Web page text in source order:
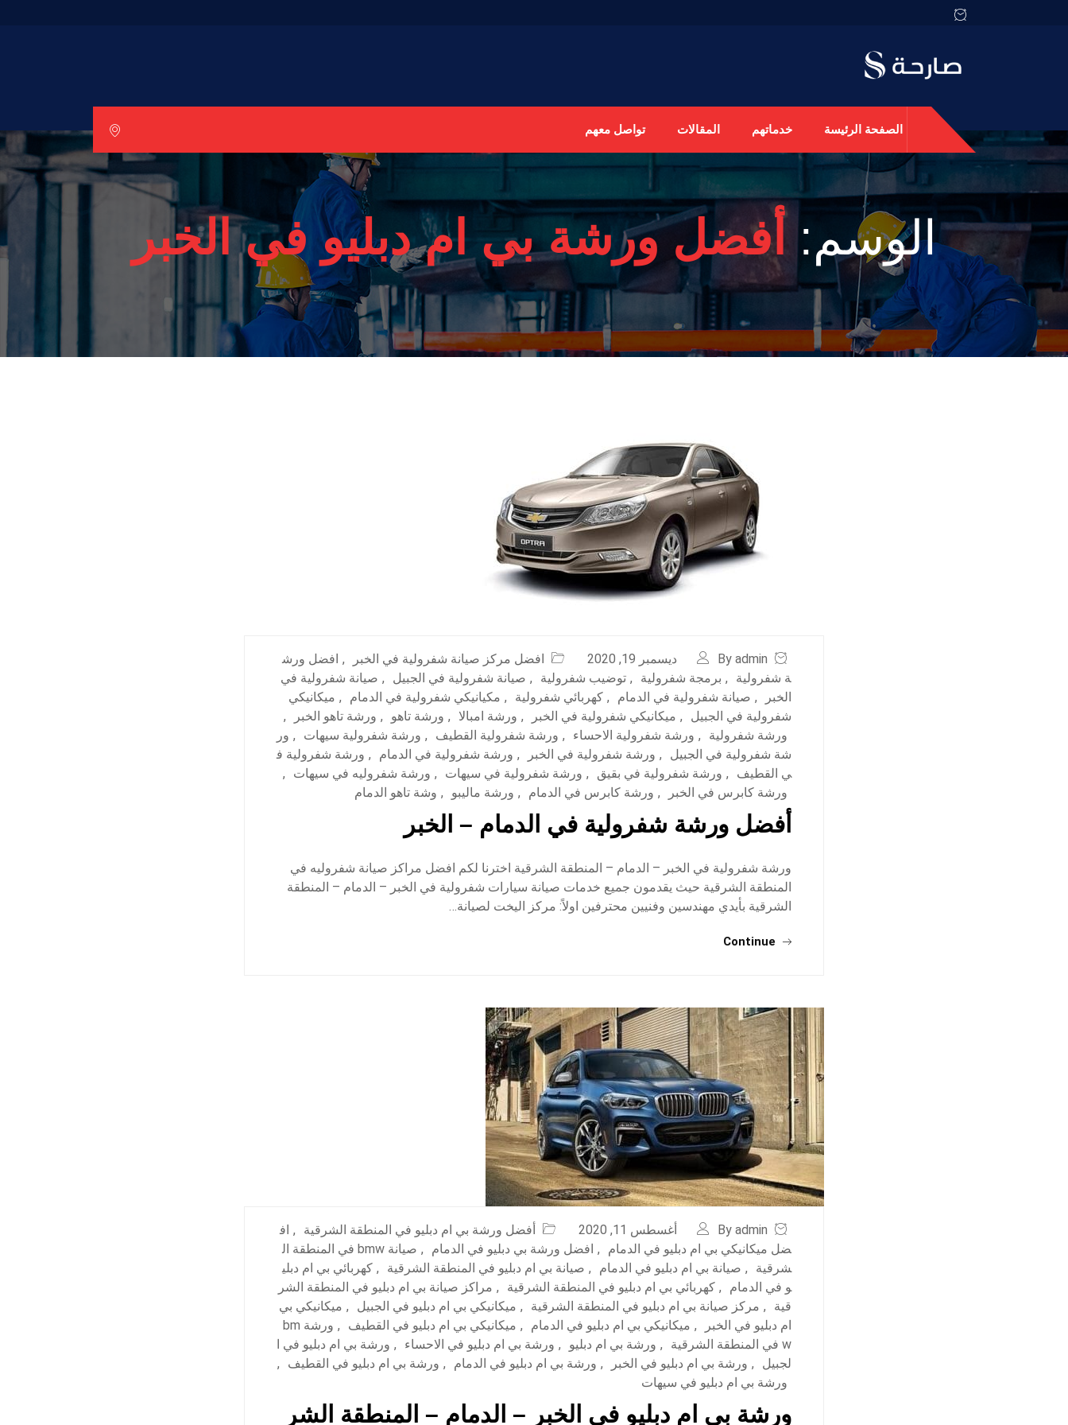
الصفحة الرئيسة خدماتهم المقالات تواصل معهم
الوسم: أفضل ورشة بي ام دبليو في الخبر
By admin ديسمبر 19, 2020 افضل مركز صيانة شفرولية في الخبر , افضل ورش
ة شفرولية
, برمجة شفرولية , توضيب شفرولية , صيانة شفرولية في الجبيل , صيانة شفرولية في
الخبر
, صيانة شفرولية في الدمام , كهربائي شفرولية , مكيانيكي شفرولية في الدمام , ميكانيكي
شفرولية في الجبيل
, ميكانيكي شفرولية في الخبر , ورشة امبالا , ورشة تاهو , ورشة تاهو الخبر
,
ورشة شفرولية
, ورشة شفرولية الاحساء , ورشة شفرولية القطيف , ورشة شفرولية سيهات , ور
شة شفرولية في الجبيل
, ورشة شفرولية في الخبر , ورشة شفرولية في الدمام , ورشة شفرولية ف
ي القطيف
, ورشة شفرولية في بقيق , ورشة شفرولية في سيهات , ورشة شفروليه في سيهات
,
ورشة كابرس في الخبر
, ورشة كابرس في الدمام , ورشة ماليبو , وشة تاهو الدمام
أفضل ورشة شفرولية في الدمام – الخبر
ورشة شفرولية في الخبر – الدمام – المنطقة الشرقية اخترنا لكم افضل مراكز صيانة شفروليه في
المنطقة الشرقية حيث يقدمون جميع خدمات صيانة سيارات شفرولية في الخبر – الدمام – المنطقة
الشرقية بأيدي مهندسين وفنيين محترفين اولاً: مركز اليخت لصيانة…
Continue
By admin أغسطس 11, 2020 أفضل ورشة بي ام دبليو في المنطقة الشرقية , اف
ضل ميكانيكي بي ام دبليو في الدمام
, افضل ورشة بي دبليو في الدمام ,
صيانة bmw في المنطقة ال
شرقية
, صيانة بي ام دبليو في الدمام , صيانة بي ام دبليو في المنطقة الشرقية , كهربائي بي ام دبلي
و في الدمام
, كهربائي بي ام دبليو في المنطقة الشرقية , مراكز صيانة بي ام دبليو في المنطقة الشر
قية
, مركز صيانة بي ام دبليو في المنطقة الشرقية , ميكانيكي بي ام دبليو في الجبيل , ميكانيكي بي
ام دبليو في الخبر
, ميكانيكي بي ام دبليو في الدمام , ميكانيكي بي ام دبليو في القطيف ,
ورشة bm
w في المنطقة الشرقية
, ورشة بي ام دبليو , ورشة بي ام دبليو في الاحساء , ورشة بي ام دبليو في ا
لجبيل
, ورشة بي ام دبليو في الخبر , ورشة بي ام دبليو في الدمام , ورشة بي ام دبليو في القطيف
,
ورشة بي ام دبليو في سيهات
ورشة بي ام دبليو في الخبر – الدمام – المنطقة الشر